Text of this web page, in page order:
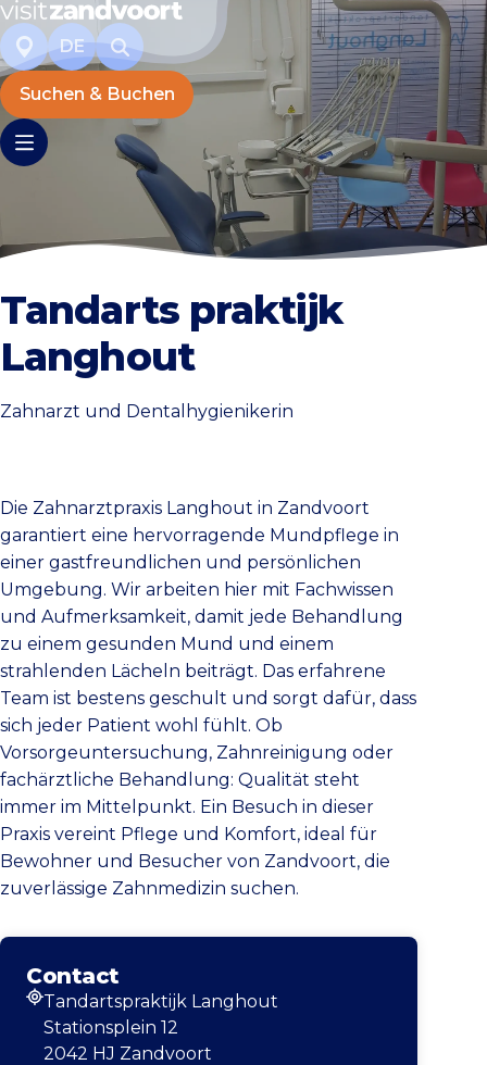
DE
Suchen & Buchen
Tandarts praktijk
Langhout
Zahnarzt und Dentalhygienikerin
Die Zahnarztpraxis Langhout in Zandvoort
garantiert eine hervorragende Mundpflege in
einer gastfreundlichen und persönlichen
Umgebung. Wir arbeiten hier mit Fachwissen
und Aufmerksamkeit, damit jede Behandlung
zu einem gesunden Mund und einem
strahlenden Lächeln beiträgt. Das erfahrene
Team ist bestens geschult und sorgt dafür, dass
sich jeder Patient wohl fühlt. Ob
Vorsorgeuntersuchung, Zahnreinigung oder
fachärztliche Behandlung: Qualität steht
immer im Mittelpunkt. Ein Besuch in dieser
Praxis vereint Pflege und Komfort, ideal für
Bewohner und Besucher von Zandvoort, die
zuverlässige Zahnmedizin suchen.
Contact
Adresse
Tandartspraktijk Langhout
Stationsplein 12
2042 HJ Zandvoort